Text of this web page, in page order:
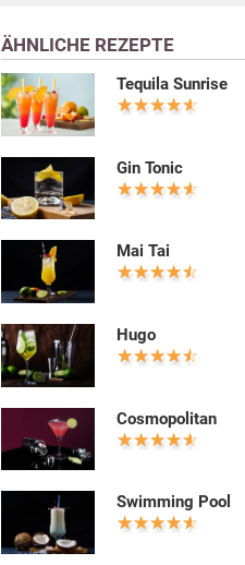
ÄHNLICHE REZEPTE
Tequila Sunrise
Gin Tonic
Mai Tai
Hugo
Cosmopolitan
Swimming Pool